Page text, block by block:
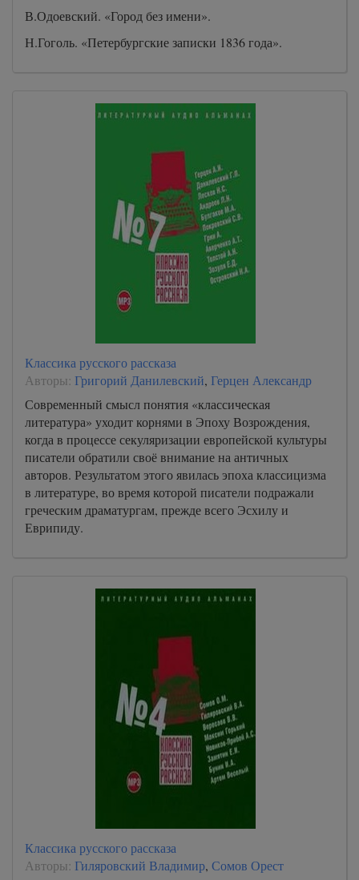
В.Одоевский. «Город без имени».
Н.Гоголь. «Петербургские записки 1836 года».
Классика русского рассказа
Авторы: Григорий Данилевский, Герцен Александр
Современный смысл понятия «классическая
литература» уходит корнями в Эпоху Возрождения,
когда в процессе секуляризации европейской культуры
писатели обратили своё внимание на античных
авторов. Результатом этого явилась эпоха классицизма
в литературе, во время которой писатели подражали
греческим драматургам, прежде всего Эсхилу и
Еврипиду.
Классика русского рассказа
Авторы: Гиляровский Владимир, Сомов Орест